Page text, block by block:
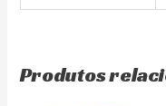
Produtos